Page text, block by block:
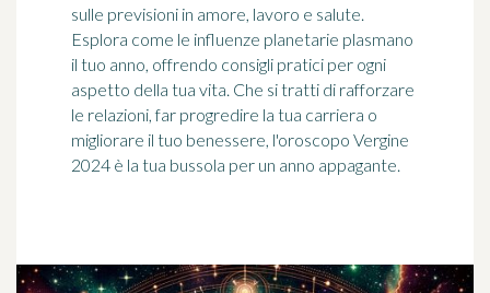
sulle previsioni in amore, lavoro e salute.
Esplora come le influenze planetarie plasmano
il tuo anno, offrendo consigli pratici per ogni
aspetto della tua vita. Che si tratti di rafforzare
le relazioni, far progredire la tua carriera o
migliorare il tuo benessere, l'oroscopo Vergine
2024 è la tua bussola per un anno appagante.